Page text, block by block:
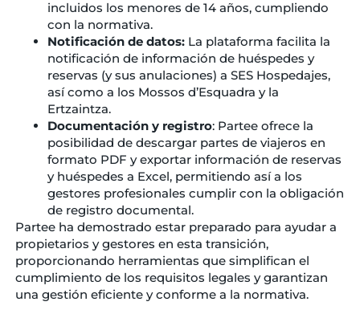
incluidos los menores de 14 años, cumpliendo
con la normativa.
Notificación de datos: La plataforma facilita la
notificación de información de huéspedes y
reservas (y sus anulaciones) a SES Hospedajes,
así como a los Mossos d’Esquadra y la
Ertzaintza.
Documentación y registro: Partee ofrece la
posibilidad de descargar partes de viajeros en
formato PDF y exportar información de reservas
y huéspedes a Excel, permitiendo así a los
gestores profesionales cumplir con la obligación
de registro documental.
Partee ha demostrado estar preparado para ayudar a
propietarios y gestores en esta transición,
proporcionando herramientas que simplifican el
cumplimiento de los requisitos legales y garantizan
una gestión eficiente y conforme a la normativa.